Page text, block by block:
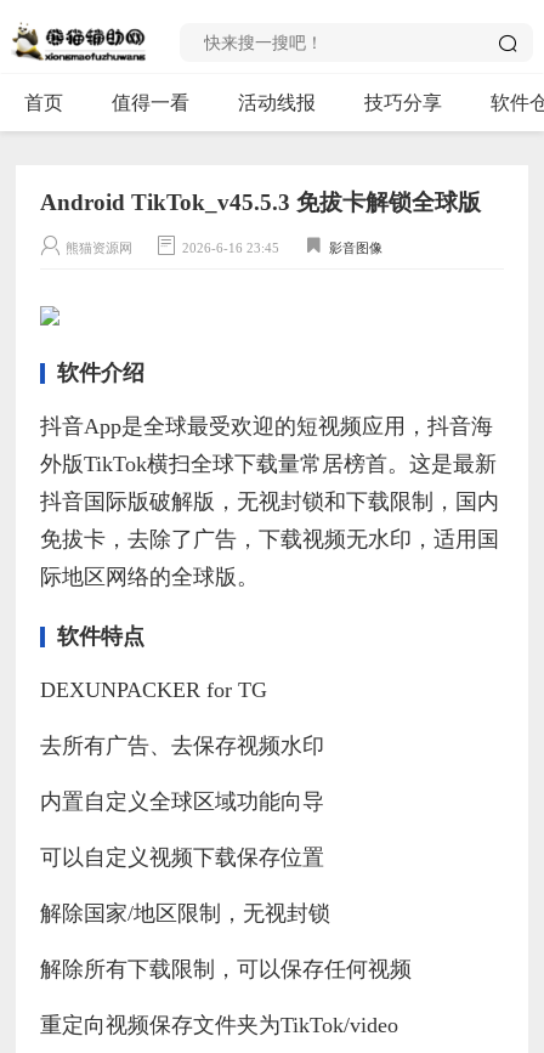
首页 值得一看 活动线报 技巧分享 软件
Android TikTok_v45.5.3 免拔卡解锁全球版
熊猫资源网 2026-6-16 23:45 影音图像
软件介绍
抖音App是全球最受欢迎的短视频应用，抖音海
外版TikTok横扫全球下载量常居榜首。这是最新
抖音国际版破解版，无视封锁和下载限制，国内
免拔卡，去除了广告，下载视频无水印，适用国
际地区网络的全球版。
软件特点
DEXUNPACKER for TG
去所有广告、去保存视频水印
内置自定义全球区域功能向导
可以自定义视频下载保存位置
解除国家/地区限制，无视封锁
解除所有下载限制，可以保存任何视频
重定向视频保存文件夹为TikTok/video